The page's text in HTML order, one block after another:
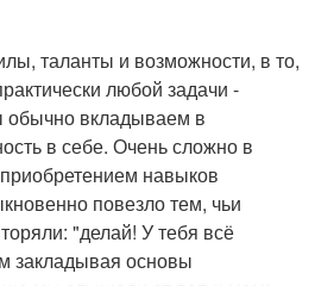
таланты и возможности, в то,
любой задачи -
обычно вкладываем в
в себе. Очень сложно в
навыков
повезло тем, чьи
"делай! У тебя всё
закладывая основы